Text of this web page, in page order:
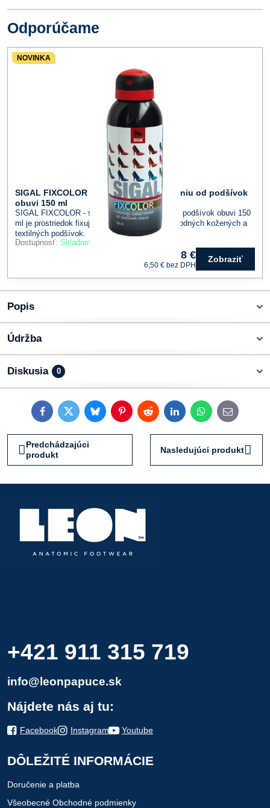
Odporúčame
SIGAL FIXCOLOR - sprej proti zafarbovaniu od podšívok
obuvi 150 ml
NOVINKA
SIGAL FIXCOLOR - sprej proti zafarbovaniu od podšívok obuvi 150
ml je prostriedok fixujúci farebný pigment u prírodných kožených a
textilných podšívok.
Dostupnosť: Skladom
8 €
6,50 € bez DPH
Zobraziť
Popis
Údržba
Diskusia 0
FacebookTwitterBlueskyPinterestRedditLinkedInWhatsApp
E-
mail
Predchádzajúci
produkt
Nasledujúci produkt
+421 911 315 719
info@leonpapuce.sk
Nájdete nás aj tu:
Facebook Instagram Youtube
DÔLEŽITÉ INFORMÁCIE
Doručenie a platba
Všeobecné Obchodné podmienky